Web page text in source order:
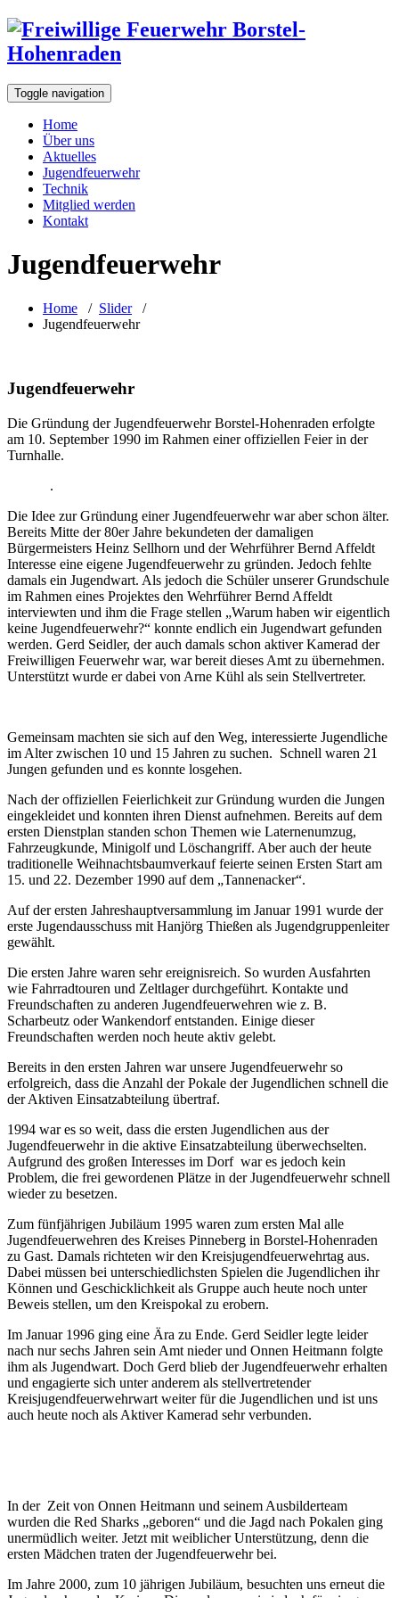
Toggle navigation
Home
Über uns
Aktuelles
Jugendfeuerwehr
Technik
Mitglied werden
Kontakt
Jugendfeuerwehr
Home / Slider/
Jugendfeuerwehr
Jugendfeuerwehr
Die Gründung der Jugendfeuerwehr Borstel-Hohenraden erfolgte
am 10. September 1990 im Rahmen einer offiziellen Feier in der
Turnhalle.
.
Die Idee zur Gründung einer Jugendfeuerwehr war aber schon älter.
Bereits Mitte der 80er Jahre bekundeten der damaligen
Bürgermeisters Heinz Sellhorn und der Wehrführer Bernd Affeldt
Interesse eine eigene Jugendfeuerwehr zu gründen. Jedoch fehlte
damals ein Jugendwart. Als jedoch die Schüler unserer Grundschule
im Rahmen eines Projektes den Wehrführer Bernd Affeldt
interviewten und ihm die Frage stellen „Warum haben wir eigentlich
keine Jugendfeuerwehr?“ konnte endlich ein Jugendwart gefunden
werden. Gerd Seidler, der auch damals schon aktiver Kamerad der
Freiwilligen Feuerwehr war, war bereit dieses Amt zu übernehmen.
Unterstützt wurde er dabei von Arne Kühl als sein Stellvertreter.
Gemeinsam machten sie sich auf den Weg, interessierte Jugendliche
im Alter zwischen 10 und 15 Jahren zu suchen. Schnell waren 21
Jungen gefunden und es konnte losgehen.
Nach der offiziellen Feierlichkeit zur Gründung wurden die Jungen
eingekleidet und konnten ihren Dienst aufnehmen. Bereits auf dem
ersten Dienstplan standen schon Themen wie Laternenumzug,
Fahrzeugkunde, Minigolf und Löschangriff. Aber auch der heute
traditionelle Weihnachtsbaumverkauf feierte seinen Ersten Start am
15. und 22. Dezember 1990 auf dem „Tannenacker“.
Auf der ersten Jahreshauptversammlung im Januar 1991 wurde der
erste Jugendausschuss mit Hanjörg Thießen als Jugendgruppenleiter
gewählt.
Die ersten Jahre waren sehr ereignisreich. So wurden Ausfahrten
wie Fahrradtouren und Zeltlager durchgeführt. Kontakte und
Freundschaften zu anderen Jugendfeuerwehren wie z. B.
Scharbeutz oder Wankendorf entstanden. Einige dieser
Freundschaften werden noch heute aktiv gelebt.
Bereits in den ersten Jahren war unsere Jugendfeuerwehr so
erfolgreich, dass die Anzahl der Pokale der Jugendlichen schnell die
der Aktiven Einsatzabteilung übertraf.
1994 war es so weit, dass die ersten Jugendlichen aus der
Jugendfeuerwehr in die aktive Einsatzabteilung überwechselten.
Aufgrund des großen Interesses im Dorf war es jedoch kein
Problem, die frei gewordenen Plätze in der Jugendfeuerwehr schnell
wieder zu besetzen.
Zum fünfjährigen Jubiläum 1995 waren zum ersten Mal alle
Jugendfeuerwehren des Kreises Pinneberg in Borstel-Hohenraden
zu Gast. Damals richteten wir den Kreisjugendfeuerwehrtag aus.
Dabei müssen bei unterschiedlichsten Spielen die Jugendlichen ihr
Können und Geschicklichkeit als Gruppe auch heute noch unter
Beweis stellen, um den Kreispokal zu erobern.
Im Januar 1996 ging eine Ära zu Ende. Gerd Seidler legte leider
nach nur sechs Jahren sein Amt nieder und Onnen Heitmann folgte
ihm als Jugendwart. Doch Gerd blieb der Jugendfeuerwehr erhalten
und engagierte sich unter anderem als stellvertretender
Kreisjugendfeuerwehrwart weiter für die Jugendlichen und ist uns
auch heute noch als Aktiver Kamerad sehr verbunden.
In der Zeit von Onnen Heitmann und seinem Ausbilderteam
wurden die Red Sharks „geboren“ und die Jagd nach Pokalen ging
unermüdlich weiter. Jetzt mit weiblicher Unterstützung, denn die
ersten Mädchen traten der Jugendfeuerwehr bei.
Im Jahre 2000, zum 10 jährigen Jubiläum, besuchten uns erneut die